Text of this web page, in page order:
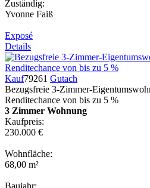
Zuständig:
Yvonne Faiß
Exposé
Details
Kauf79261 Gutach
Bezugsfreie 3-Zimmer-
Renditechance von bis zu 5 %
3 Zimmer Wohnung
Kaufpreis:
230.000 €
Wohnfläche:
68,00 m²
Baujahr: